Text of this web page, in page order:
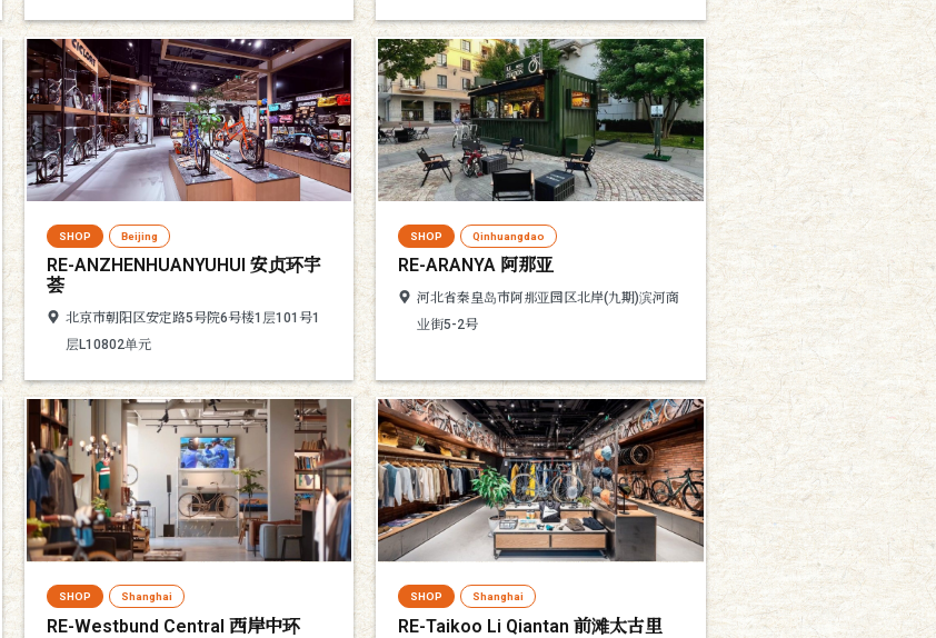
SHOP Beijing
RE-ANZHENHUANYUHUI 安贞环宇
荟
北京市朝阳区安定路5号院6号楼1层101号1
层L10802单元
SHOP Qinhuangdao
RE-ARANYA 阿那亚
河北省秦皇岛市阿那亚园区北岸(九期)滨河商
业街5-2号
SHOP Shanghai
RE-Westbund Central 西岸中环
SHOP Shanghai
RE-Taikoo Li Qiantan 前滩太古里